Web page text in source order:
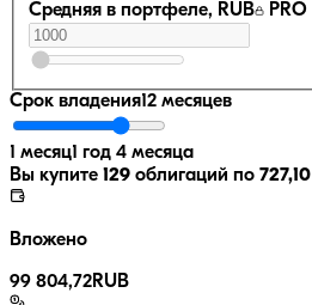
Средняя в портфеле, RUB PRO
Срок владения12 месяцев
1 месяц1 год 4 месяца
Вы купите 129 облигаций по 727,10
Вложено
99 804,72RUB